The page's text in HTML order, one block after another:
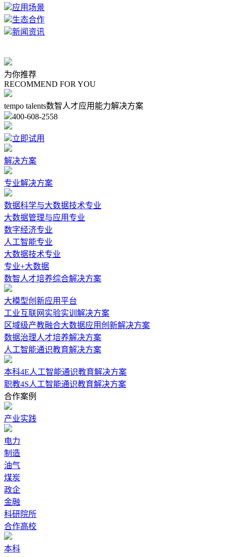
应用场景
生态合作
新闻资讯
为你推荐
RECOMMEND FOR YOU
tempo talents数智人才应用能力解决方案
400-608-2558
立即试用
解决方案
专业解决方案
数据科学与大数据技术专业
大数据管理与应用专业
数字经济专业
人工智能专业
大数据技术专业
专业+大数据
数智人才培养综合解决方案
大模型创新应用平台
工业互联网实验实训解决方案
区域级产教融合大数据应用创新解决方案
数据治理人才培养解决方案
人工智能通识教育解决方案
本科4E人工智能通识教育解决方案
职教4S人工智能通识教育解决方案
合作案例
产业实践
电力
制造
油气
煤炭
政企
金融
科研院所
合作高校
本科